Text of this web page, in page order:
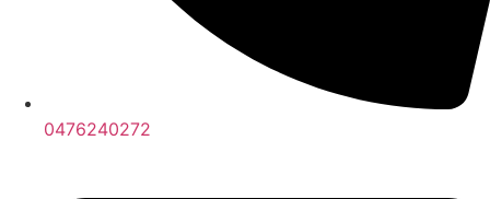
0476240272